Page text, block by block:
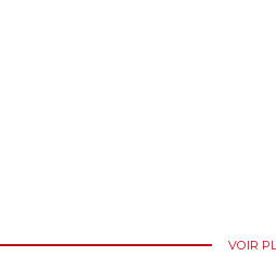
VOIR